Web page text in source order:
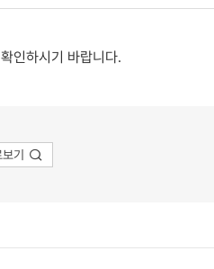
인하시기 바랍니다.
기